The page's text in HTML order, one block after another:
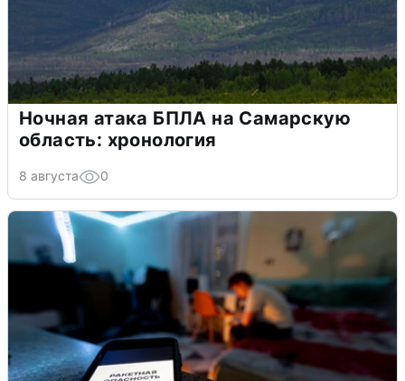
Ночная атака БПЛА на Самарскую
область: хронология
8 августа 0